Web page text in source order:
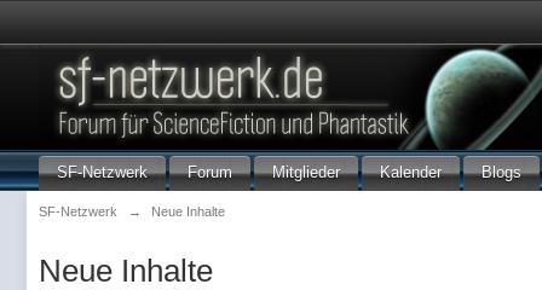
SF-Netzwerk Forum Mitglieder Kalender Blogs
SF-Netzwerk → Neue Inhalte
Neue Inhalte